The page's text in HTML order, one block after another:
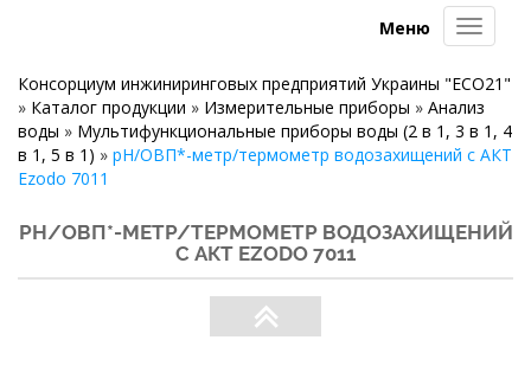
Меню
Консорциум инжиниринговых предприятий Украины "ECO21"
» Каталог продукции » Измерительные приборы » Анализ
воды » Мультифункциональные приборы воды (2 в 1, 3 в 1, 4
в 1, 5 в 1) » рН/ОВП*-метр/термометр водозахищений c АКТ
Ezodo 7011
РН/ОВП*-МЕТР/ТЕРМОМЕТР ВОДОЗАХИЩЕНИЙ
C АКТ EZODO 7011